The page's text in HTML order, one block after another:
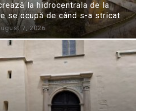
la hidrocentrala de la
se ocupă de când s-a stricat:
7, 2026